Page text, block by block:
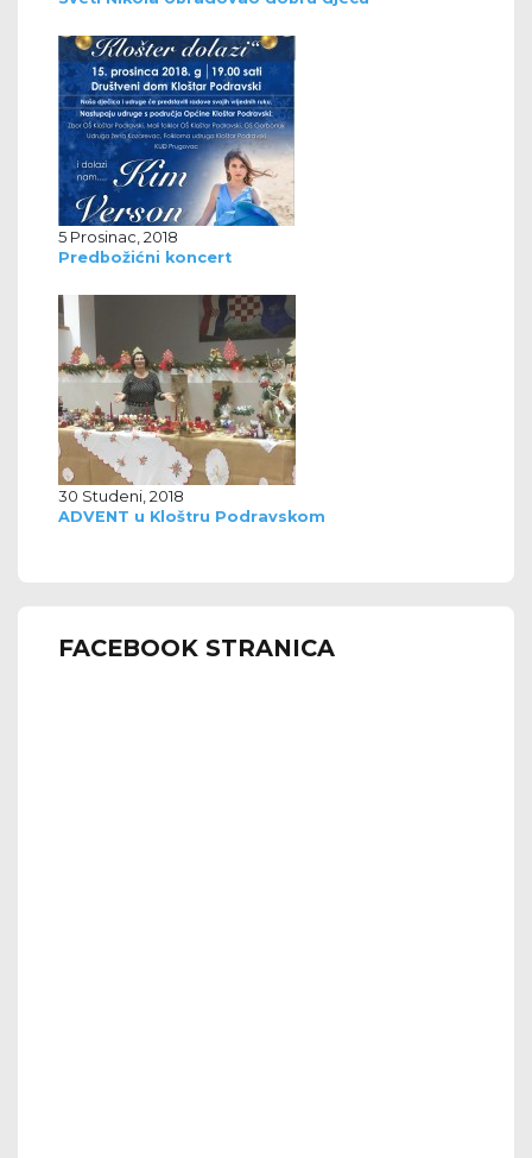
5 Prosinac, 2018
Predbožićni koncert
30 Studeni, 2018
ADVENT u Kloštru Podravskom
FACEBOOK STRANICA